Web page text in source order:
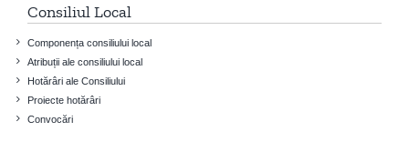
Consiliul Local
Componența consiliului local
Atribuții ale consiliului local
Hotărâri ale Consiliului
Proiecte hotărâri
Convocări